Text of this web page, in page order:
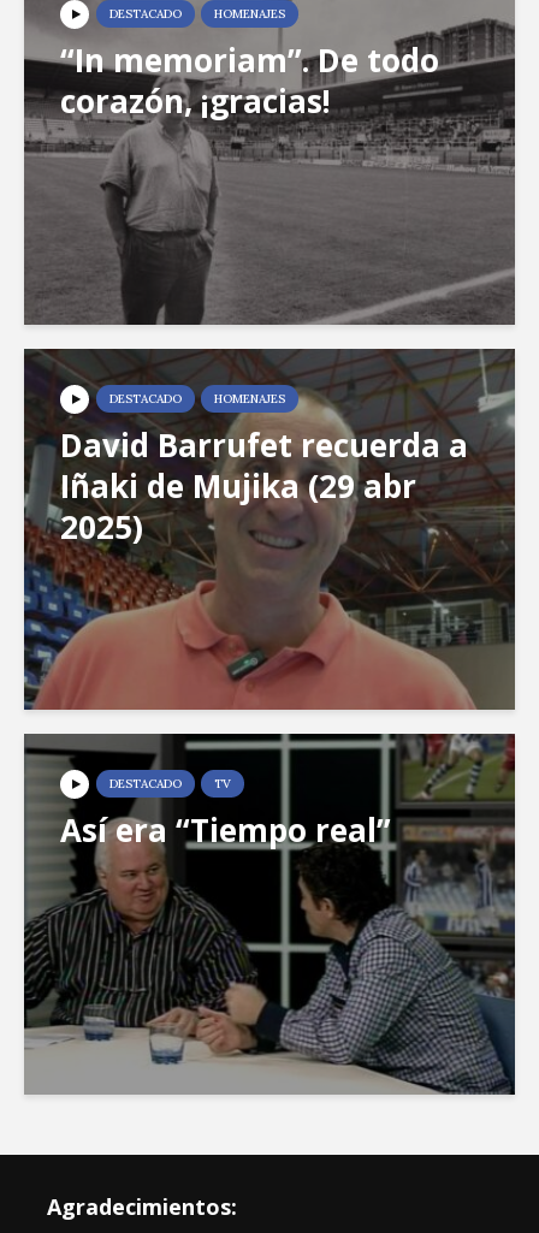
DESTACADO HOMENAJES
“In memoriam”. De todo
corazón, ¡gracias!
DESTACADO HOMENAJES
David Barrufet recuerda a
Iñaki de Mujika (29 abr
2025)
DESTACADO TV
Así era “Tiempo real”
Agradecimientos: